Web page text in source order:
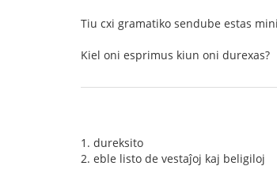
Tiu cxi gramatiko sendube estas
Kiel oni esprimus kiun oni durexas?
1. dureksito
2. eble listo de vestaĵoj kaj beligiloj